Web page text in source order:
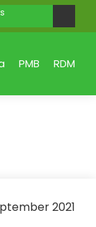
2 KOTA
PMB RDM
2021